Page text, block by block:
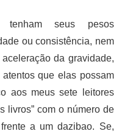
seus pesos
ou consistência, nem
da gravidade,
que elas possam
aos meus sete leitores
livros” com o número de
a um dazibao. Se,